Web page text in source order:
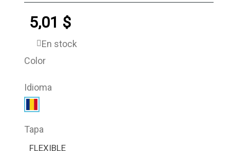
5,01 $
En stock
Color
Idioma
Tapa
FLEXIBLE